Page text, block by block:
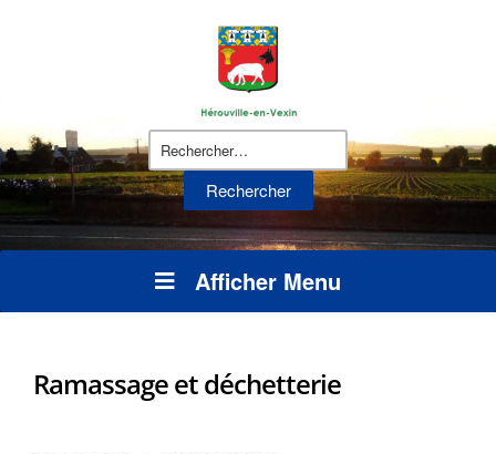
Rechercher :
Afficher Menu
Ramassage et déchetterie